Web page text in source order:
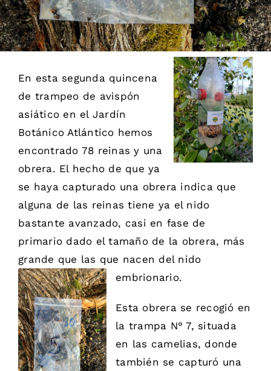
En esta segunda quincena
de trampeo de avispón
asiático en el Jardín
Botánico Atlántico hemos
encontrado 78 reinas y una
obrera. El hecho de que ya
se haya capturado una obrera indica que
alguna de las reinas tiene ya el nido
bastante avanzado, casi en fase de
primario dado el tamaño de la obrera, más
grande que las que nacen del nido
embrionario.
Esta obrera se recogió en
la trampa N° 7, situada
en las camelias, donde
también se capturó una